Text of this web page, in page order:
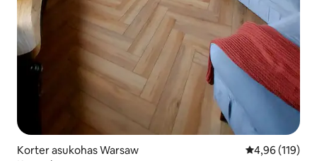
Korter asukohas Warsaw Keskmine
4,96 (119)